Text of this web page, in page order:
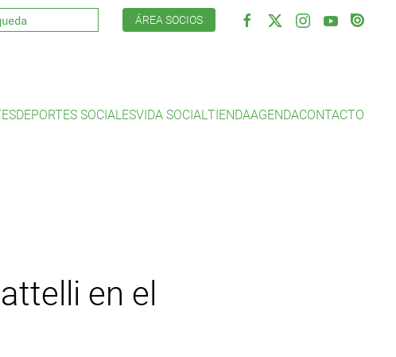
ÁREA SOCIOS
DEPORTES SOCIALESVIDA SOCIALTIENDAAGENDACONTACTO
en el